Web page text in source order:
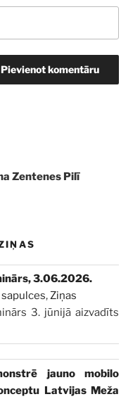
Zentenes Pilī
3.06.2026.
sapulces,Ziņas
3. jūnijā aizvadīts
jauno mobilo
Latvijas Meža